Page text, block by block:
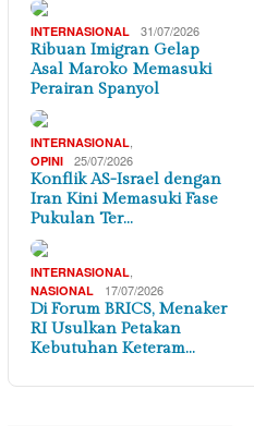
INTERNASIONAL 31/07/2026
Ribuan Imigran Gelap
Asal Maroko Memasuki
Perairan Spanyol
INTERNASIONAL
OPINI 25/07/2026
Konflik AS-Israel dengan
Iran Kini Memasuki Fase
Pukulan Ter…
INTERNASIONAL
NASIONAL 17/07/2026
Di Forum BRICS, Menaker
RI Usulkan Petakan
Kebutuhan Keteram…